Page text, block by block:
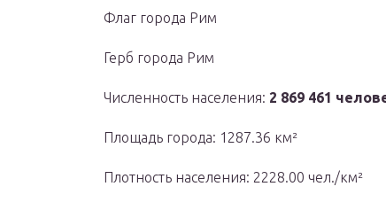
Флаг города Рим
Герб города Рим
Численность населения: 2 869 461
Площадь города: 1287.36 км²
Плотность населения: 2228.00 чел./км²